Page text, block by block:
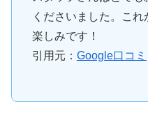
くださいました。こ
楽しみです！
引用元： Google口コミ